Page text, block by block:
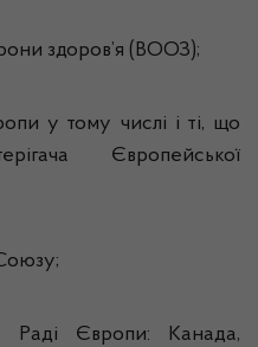
здоров’я (ВООЗ);
у тому числі і ті, що
Європейської
Раді Європи: Канада,